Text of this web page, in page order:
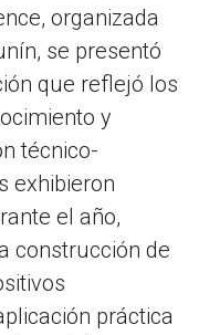
organizada
se presentó
que reflejó los
y
técnico-
exhibieron
el año,
construcción de
práctica